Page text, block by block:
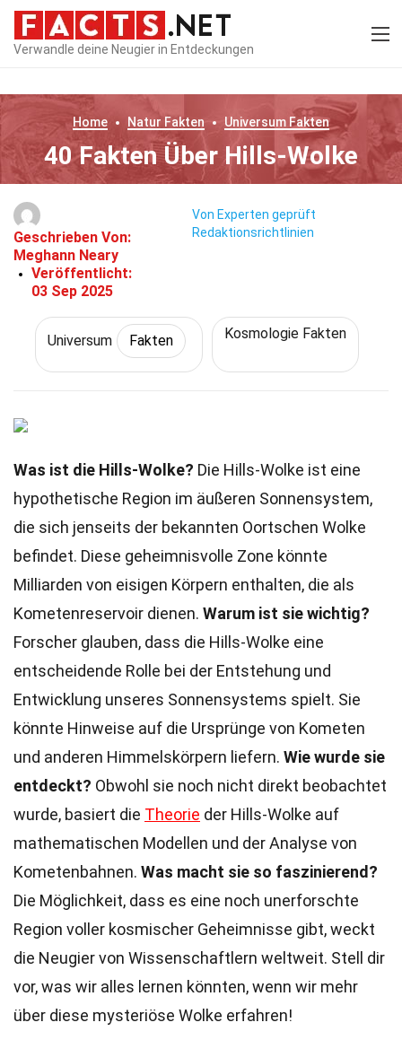
Verwandle deine Neugier in Entdeckungen
Home Natur Fakten Universum Fakten
40 Fakten Über Hills-Wolke
Geschrieben Von:
Meghann Neary
Veröffentlicht:
03 Sep 2025
Von Experten geprüft
Redaktionsrichtlinien
Universum Fakten Kosmologie Fakten
Was ist die Hills-Wolke? Die Hills-Wolke ist eine
hypothetische Region im äußeren Sonnensystem,
die sich jenseits der bekannten Oortschen Wolke
befindet. Diese geheimnisvolle Zone könnte
Milliarden von eisigen Körpern enthalten, die als
Kometenreservoir dienen. Warum ist sie wichtig?
Forscher glauben, dass die Hills-Wolke eine
entscheidende Rolle bei der Entstehung und
Entwicklung unseres Sonnensystems spielt. Sie
könnte Hinweise auf die Ursprünge von Kometen
und anderen Himmelskörpern liefern. Wie wurde sie
entdeckt? Obwohl sie noch nicht direkt beobachtet
wurde, basiert die Theorie der Hills-Wolke auf
mathematischen Modellen und der Analyse von
Kometenbahnen. Was macht sie so faszinierend?
Die Möglichkeit, dass es eine noch unerforschte
Region voller kosmischer Geheimnisse gibt, weckt
die Neugier von Wissenschaftlern weltweit. Stell dir
vor, was wir alles lernen könnten, wenn wir mehr
über diese mysteriöse Wolke erfahren!